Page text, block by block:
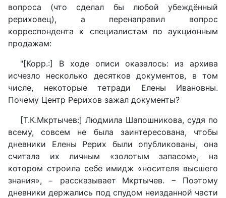
вопроса (что сделал бы любой убеждённый
рериховец), а перенаправил вопрос
корреспондента к специалистам по аукционным
продажам:
"[Корр.:] В ходе описи оказалось: из архива
исчезло несколько десятков документов, в том
числе, некоторые тетради Елены Ивановны.
Почему Центр Рерихов зажал документы?
[Т.К.Мкртычев:] Людмила Шапошникова, судя по
всему, совсем не была заинтересована, чтобы
дневники Елены Рерих были опубликованы, она
считала их личным «золотым запасом», на
котором строила себе имидж «носителя высшего
знания», − рассказывает Мкртычев. − Поэтому
дневники держались под спудом неизданной части